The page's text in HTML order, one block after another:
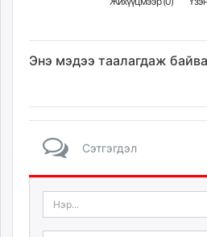
Энэ мэдээ таалагдаж
Сэтгэгдэл